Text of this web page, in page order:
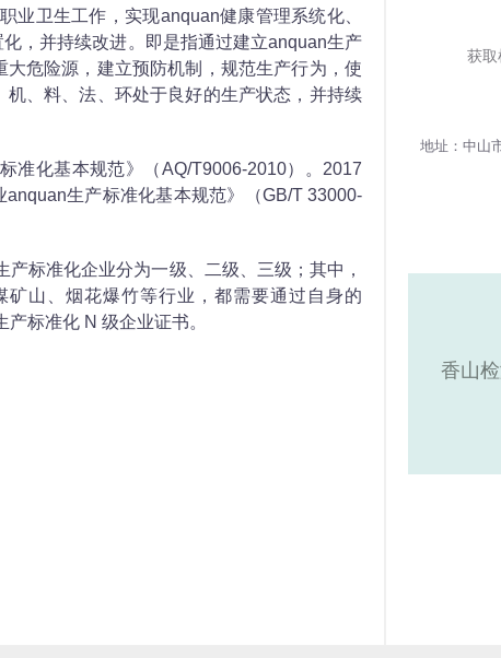
业卫生工作，实现anquan健康管理系统化、
，并持续改进。即是指通过建立anquan生产
危险源，建立预防机制，规范生产行为，使
、料、法、环处于良好的生产状态，并持续
准化基本规范》（AQ/T9006-2010）。2017
生产标准化基本规范》（GB/T 33000-
标准化企业分为一级、二级、三级；其中，
山、烟花爆竹等行业，都需要通过自身的
标准化 N 级企业证书。
获取
地址：中山
香山